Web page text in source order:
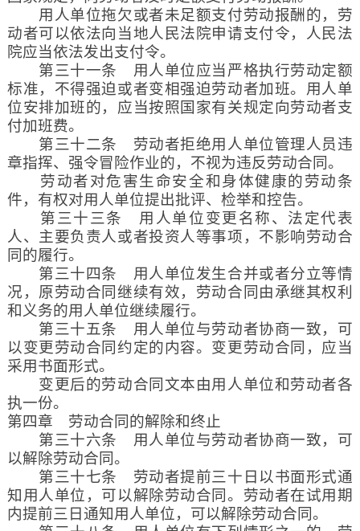
用人单位拖欠或者未足额支付劳动报酬的，劳
动者可以依法向当地人民法院申请支付令，人民法
院应当依法发出支付令。
第三十一条 用人单位应当严格执行劳动定额
标准，不得强迫或者变相强迫劳动者加班。用人单
位安排加班的，应当按照国家有关规定向劳动者支
付加班费。
第三十二条 劳动者拒绝用人单位管理人员违
章指挥、强令冒险作业的，不视为违反劳动合同。
劳动者对危害生命安全和身体健康的劳动条
件，有权对用人单位提出批评、检举和控告。
第三十三条 用人单位变更名称、法定代表
人、主要负责人或者投资人等事项，不影响劳动合
同的履行。
第三十四条 用人单位发生合并或者分立等情
况，原劳动合同继续有效，劳动合同由承继其权利
和义务的用人单位继续履行。
第三十五条 用人单位与劳动者协商一致，可
以变更劳动合同约定的内容。变更劳动合同，应当
采用书面形式。
变更后的劳动合同文本由用人单位和劳动者各
执一份。
第四章 劳动合同的解除和终止
第三十六条 用人单位与劳动者协商一致，可
以解除劳动合同。
第三十七条 劳动者提前三十日以书面形式通
知用人单位，可以解除劳动合同。劳动者在试用期
内提前三日通知用人单位，可以解除劳动合同。